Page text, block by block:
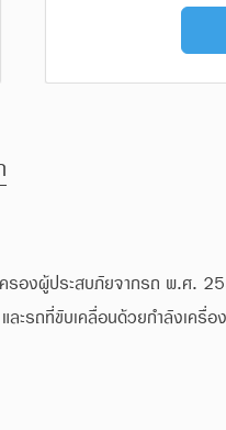
งผู้ประสบภัยจากรถ พ.ศ.
รถที่ขับเคลื่อนด้วยกำลังเครื่